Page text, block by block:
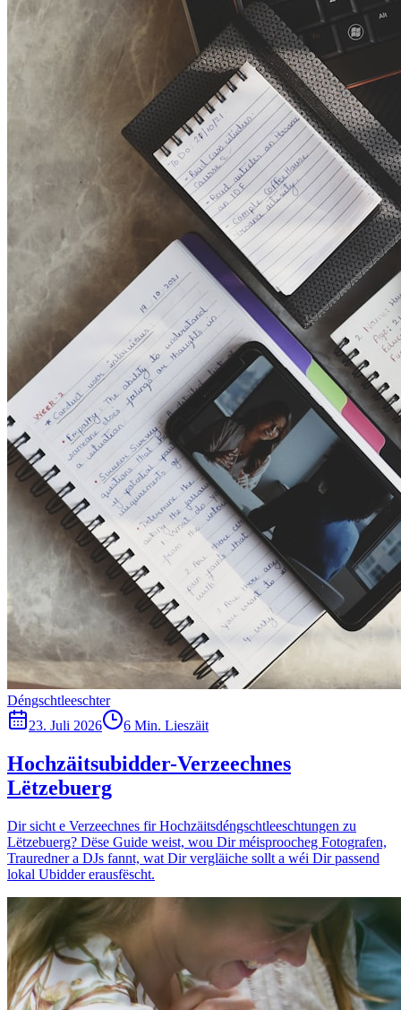
Déngschtleeschter
23. Juli 2026
6 Min. Lieszäit
Hochzäitsubidder-Verzeechnes
Lëtzebuerg
Dir sicht e Verzeechnes fir Hochzäitsdéngschtleeschtungen zu
Lëtzebuerg? Dëse Guide weist, wou Dir méisproocheg Fotografen,
Trauredner a DJs fannt, wat Dir vergläiche sollt a wéi Dir passend
lokal Ubidder erausfëscht.